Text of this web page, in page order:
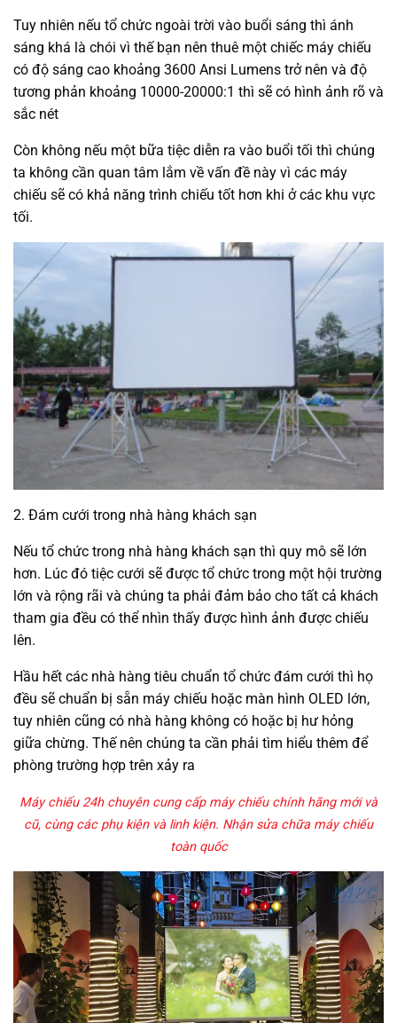
Tuy nhiên nếu tổ chức ngoài trời vào buổi sáng thì ánh
sáng khá là chói vì thế bạn nên thuê một chiếc máy chiếu
có độ sáng cao khoảng 3600 Ansi Lumens trở nên và độ
tương phản khoảng 10000-20000:1 thì sẽ có hình ảnh rõ và
sắc nét
Còn không nếu một bữa tiệc diễn ra vào buổi tối thì chúng
ta không cần quan tâm lắm về vấn đề này vì các máy
chiếu sẽ có khả năng trình chiếu tốt hơn khi ở các khu vực
tối.
2. Đám cưới trong nhà hàng khách sạn
Nếu tổ chức trong nhà hàng khách sạn thì quy mô sẽ lớn
hơn. Lúc đó tiệc cưới sẽ được tổ chức trong một hội trường
lớn và rộng rãi và chúng ta phải đảm bảo cho tất cả khách
tham gia đều có thể nhìn thấy được hình ảnh được chiếu
lên.
Hầu hết các nhà hàng tiêu chuẩn tổ chức đám cưới thì họ
đều sẽ chuẩn bị sẵn máy chiếu hoặc màn hình OLED lớn,
tuy nhiên cũng có nhà hàng không có hoặc bị hư hỏng
giữa chừng. Thế nên chúng ta cần phải tìm hiểu thêm để
phòng trường hợp trên xảy ra
Máy chiếu 24h chuyên cung cấp máy chiếu chính hãng mới và
cũ, cùng các phụ kiện và linh kiện. Nhận sửa chữa máy chiếu
toàn quốc